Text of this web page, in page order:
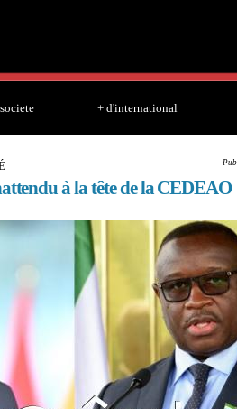
+ d'international
à la tête de la CEDEAO